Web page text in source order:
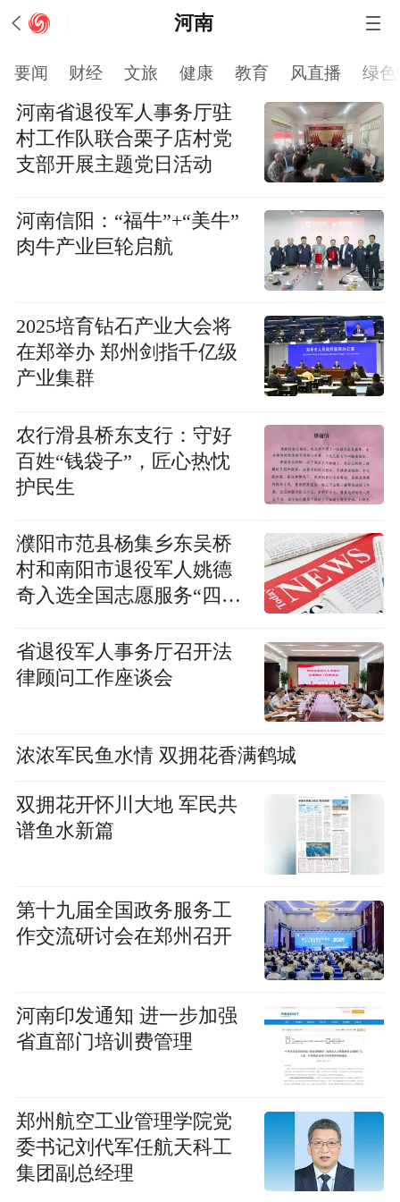
河南
要闻 财经 文旅 健康 教育 风直播 绿
河南省退役军人事务厅驻
村工作队联合栗子店村党
支部开展主题党日活动
河南信阳：“福牛”+“美牛”
肉牛产业巨轮启航
2025培育钻石产业大会将
在郑举办 郑州剑指千亿级
产业集群
农行滑县桥东支行：守好
百姓“钱袋子”，匠心热忱
护民生
濮阳市范县杨集乡东吴桥
村和南阳市退役军人姚德
奇入选全国志愿服务“四个
省退役军人事务厅召开法
律顾问工作座谈会
浓浓军民鱼水情 双拥花香满鹤城
双拥花开怀川大地 军民共
谱鱼水新篇
第十九届全国政务服务工
作交流研讨会在郑州召开
河南印发通知 进一步加强
省直部门培训费管理
郑州航空工业管理学院党
委书记刘代军任航天科工
集团副总经理